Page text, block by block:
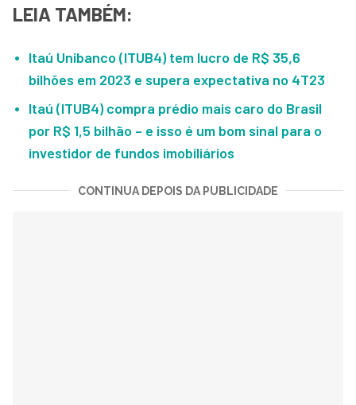
LEIA TAMBÉM:
Itaú Unibanco (ITUB4) tem lucro de R$ 35,6
bilhões em 2023 e supera expectativa no 4T23
Itaú (ITUB4) compra prédio mais caro do Brasil
por R$ 1,5 bilhão – e isso é um bom sinal para o
investidor de fundos imobiliários
CONTINUA DEPOIS DA PUBLICIDADE